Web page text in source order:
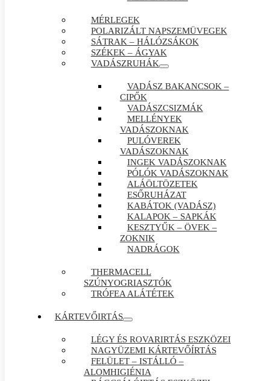
MÉRLEGEK
POLARIZÁLT NAPSZEMÜVEGEK
SÁTRAK – HÁLÓZSÁKOK
SZÉKEK – ÁGYAK
VADÁSZRUHÁK
VADÁSZ BAKANCSOK –
CIPŐK
VADÁSZCSIZMÁK
MELLÉNYEK
VADÁSZOKNAK
PULÓVEREK
VADÁSZOKNAK
INGEK VADÁSZOKNAK
PÓLÓK VADÁSZOKNAK
ALÁÖLTÖZETEK
ESŐRUHÁZAT
KABÁTOK (VADÁSZ)
KALAPOK – SAPKÁK
KESZTYŰK – ÖVEK –
ZOKNIK
NADRÁGOK
THERMACELL
SZÚNYOGRIASZTÓK
TRÓFEA ALÁTÉTEK
KÁRTEVŐIRTÁS
LÉGY ÉS ROVARIRTÁS ESZKÖZEI
NAGYÜZEMI KÁRTEVŐÍRTÁS
FELÜLET – ISTÁLLÓ –
ALOMHIGIÉNIA